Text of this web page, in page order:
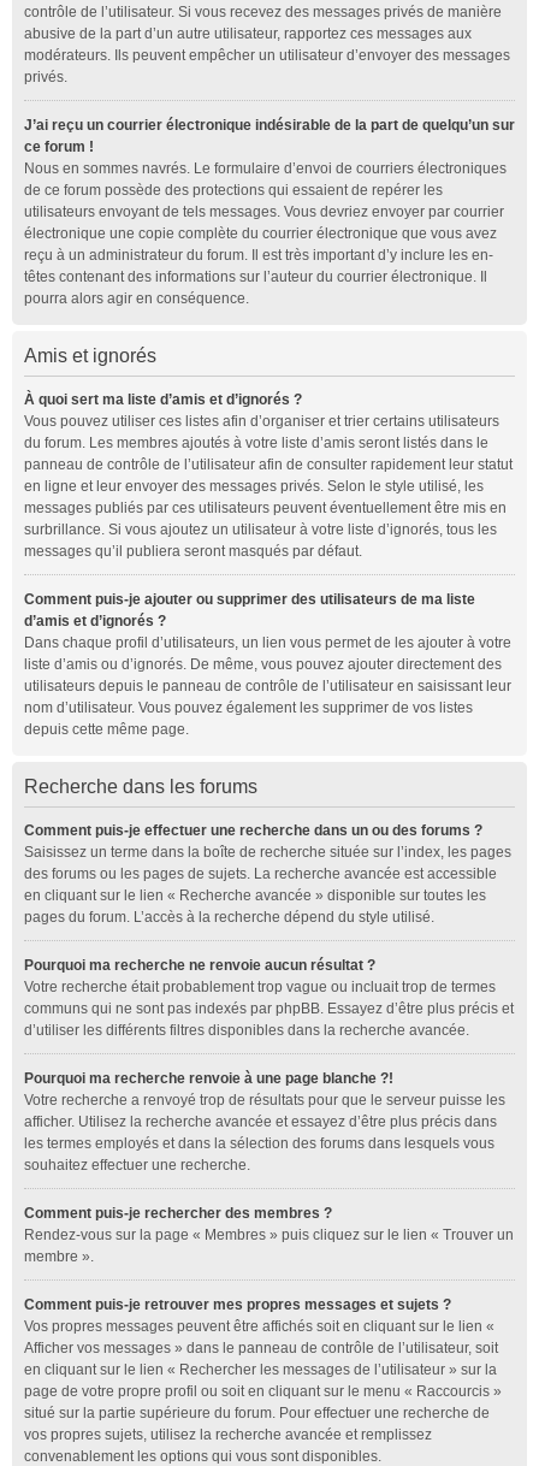
contrôle de l’utilisateur. Si vous recevez des messages privés de manière
abusive de la part d’un autre utilisateur, rapportez ces messages aux
modérateurs. Ils peuvent empêcher un utilisateur d’envoyer des messages
privés.
J’ai reçu un courrier électronique indésirable de la part de quelqu’un sur
ce forum !
Nous en sommes navrés. Le formulaire d’envoi de courriers électroniques
de ce forum possède des protections qui essaient de repérer les
utilisateurs envoyant de tels messages. Vous devriez envoyer par courrier
électronique une copie complète du courrier électronique que vous avez
reçu à un administrateur du forum. Il est très important d’y inclure les en-
têtes contenant des informations sur l’auteur du courrier électronique. Il
pourra alors agir en conséquence.
Amis et ignorés
À quoi sert ma liste d’amis et d’ignorés ?
Vous pouvez utiliser ces listes afin d’organiser et trier certains utilisateurs
du forum. Les membres ajoutés à votre liste d’amis seront listés dans le
panneau de contrôle de l’utilisateur afin de consulter rapidement leur statut
en ligne et leur envoyer des messages privés. Selon le style utilisé, les
messages publiés par ces utilisateurs peuvent éventuellement être mis en
surbrillance. Si vous ajoutez un utilisateur à votre liste d’ignorés, tous les
messages qu’il publiera seront masqués par défaut.
Comment puis-je ajouter ou supprimer des utilisateurs de ma liste
d’amis et d’ignorés ?
Dans chaque profil d’utilisateurs, un lien vous permet de les ajouter à votre
liste d’amis ou d’ignorés. De même, vous pouvez ajouter directement des
utilisateurs depuis le panneau de contrôle de l’utilisateur en saisissant leur
nom d’utilisateur. Vous pouvez également les supprimer de vos listes
depuis cette même page.
Recherche dans les forums
Comment puis-je effectuer une recherche dans un ou des forums ?
Saisissez un terme dans la boîte de recherche située sur l’index, les pages
des forums ou les pages de sujets. La recherche avancée est accessible
en cliquant sur le lien « Recherche avancée » disponible sur toutes les
pages du forum. L’accès à la recherche dépend du style utilisé.
Pourquoi ma recherche ne renvoie aucun résultat ?
Votre recherche était probablement trop vague ou incluait trop de termes
communs qui ne sont pas indexés par phpBB. Essayez d’être plus précis et
d’utiliser les différents filtres disponibles dans la recherche avancée.
Pourquoi ma recherche renvoie à une page blanche ?!
Votre recherche a renvoyé trop de résultats pour que le serveur puisse les
afficher. Utilisez la recherche avancée et essayez d’être plus précis dans
les termes employés et dans la sélection des forums dans lesquels vous
souhaitez effectuer une recherche.
Comment puis-je rechercher des membres ?
Rendez-vous sur la page « Membres » puis cliquez sur le lien « Trouver un
membre ».
Comment puis-je retrouver mes propres messages et sujets ?
Vos propres messages peuvent être affichés soit en cliquant sur le lien «
Afficher vos messages » dans le panneau de contrôle de l’utilisateur, soit
en cliquant sur le lien « Rechercher les messages de l’utilisateur » sur la
page de votre propre profil ou soit en cliquant sur le menu « Raccourcis »
situé sur la partie supérieure du forum. Pour effectuer une recherche de
vos propres sujets, utilisez la recherche avancée et remplissez
convenablement les options qui vous sont disponibles.